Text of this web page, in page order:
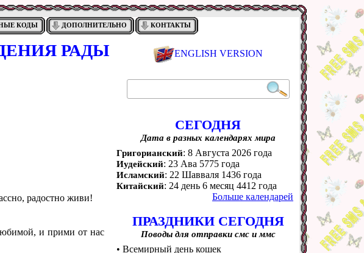
КОДЫ ДОПОЛНИТЕЛЬНО КОНТАКТЫ
РАДЫ
радостно живи!
и прими от нас
ENGLISH VERSION
СЕГОДНЯ
Дата в разных календарях мира
Григорианский: 8 Августа 2026 года
Иудейский: 23 Ава 5775 года
Исламский: 22 Шавваля 1436 года
Китайский: 24 день 6 месяц 4412 года
Больше календарей
ПРАЗДНИКИ СЕГОДНЯ
Поводы для отправки смс и ммс
• Всемирный день кошек